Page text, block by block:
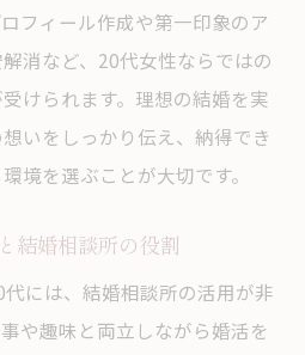
フィール作成や第一印象のア
消など、20代女性ならではの
けられます。理想の結婚を実
いをしっかり伝え、納得でき
境を選ぶことが大切です。
結婚相談所の役割
には、結婚相談所の活用が非
や趣味と両立しながら婚活を